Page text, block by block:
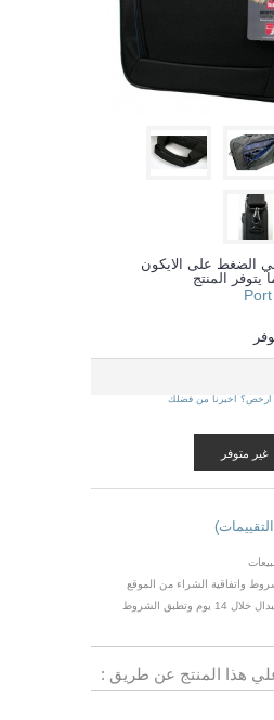
الضغط على الايكون
يتوفر المنتج
اخبرنا من فضلك
غير متوفر
واتفاقية الشراء من الموقع
> يمكن الاسترجاع والاستبدال خلال 14 يوم وتطبق الشروط
هذا المنتج عن طريق :